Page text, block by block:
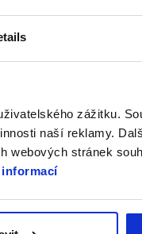
zážitku.
naší reklamy.
webových stránek
informací